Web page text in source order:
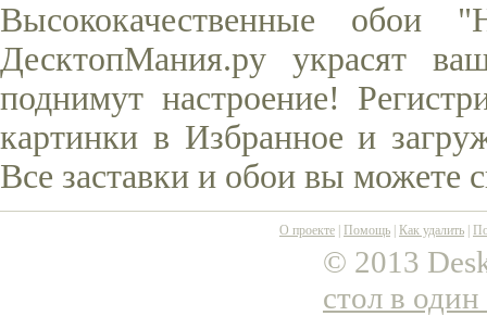
Высококачественные
ДесктопМания.ру украсят
поднимут настроение!
картинки в Избранное и
Все заставки и обои вы можете
О проекте Помощь Как удалить
© 2013
стол в